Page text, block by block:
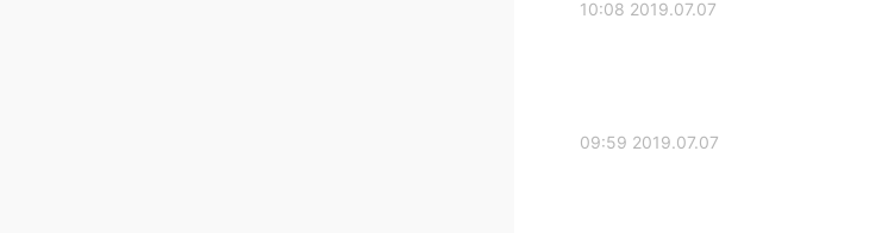
2019.07.07 10:08
2019.07.07 09:59